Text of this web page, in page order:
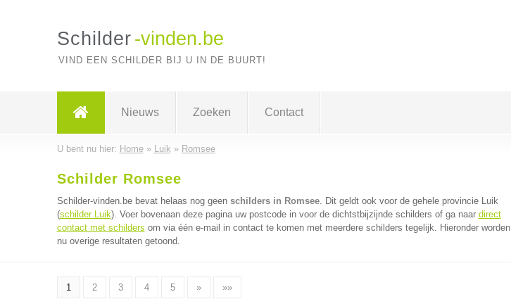
Schilder -vinden.be
VIND EEN SCHILDER BIJ U IN DE BUURT!
Nieuws Zoeken Contact
U bent nu hier: Home» Luik » Romsee
Schilder Romsee
Schilder-vinden.be bevat helaas nog geen schilders in Romsee. Dit geldt ook voor de gehele provincie Luik
(schilder Luik). Voer bovenaan deze pagina uw postcode in voor de dichtstbijzijnde schilders of ga naar direct
contact met schilders om via één e-mail in contact te komen met meerdere schilders tegelijk. Hieronder worden
nu overige resultaten getoond.
1 2 3 4 5 » »»